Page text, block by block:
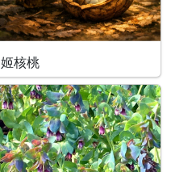
姬核桃